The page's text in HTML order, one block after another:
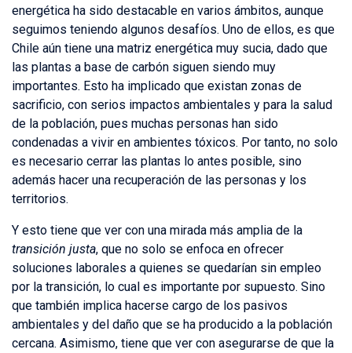
energética ha sido destacable en varios ámbitos, aunque
seguimos teniendo algunos desafíos. Uno de ellos, es que
Chile aún tiene una matriz energética muy sucia, dado que
las plantas a base de carbón siguen siendo muy
importantes. Esto ha implicado que existan zonas de
sacrificio, con serios impactos ambientales y para la salud
de la población, pues muchas personas han sido
condenadas a vivir en ambientes tóxicos. Por tanto, no solo
es necesario cerrar las plantas lo antes posible, sino
además hacer una recuperación de las personas y los
territorios.
Y esto tiene que ver con una mirada más amplia de la
transición justa, que no solo se enfoca en ofrecer
soluciones laborales a quienes se quedarían sin empleo
por la transición, lo cual es importante por supuesto. Sino
que también implica hacerse cargo de los pasivos
ambientales y del daño que se ha producido a la población
cercana. Asimismo, tiene que ver con asegurarse de que la